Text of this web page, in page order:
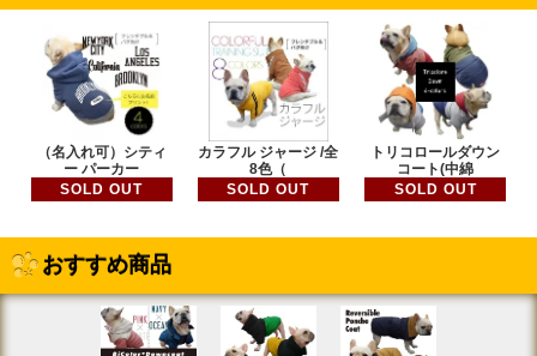
（名入れ可）シティ
ー パーカー
SOLD OUT
カラフル ジャージ /全
8色（
SOLD OUT
トリコロールダウン
コート(中綿
SOLD OUT
おすすめ商品